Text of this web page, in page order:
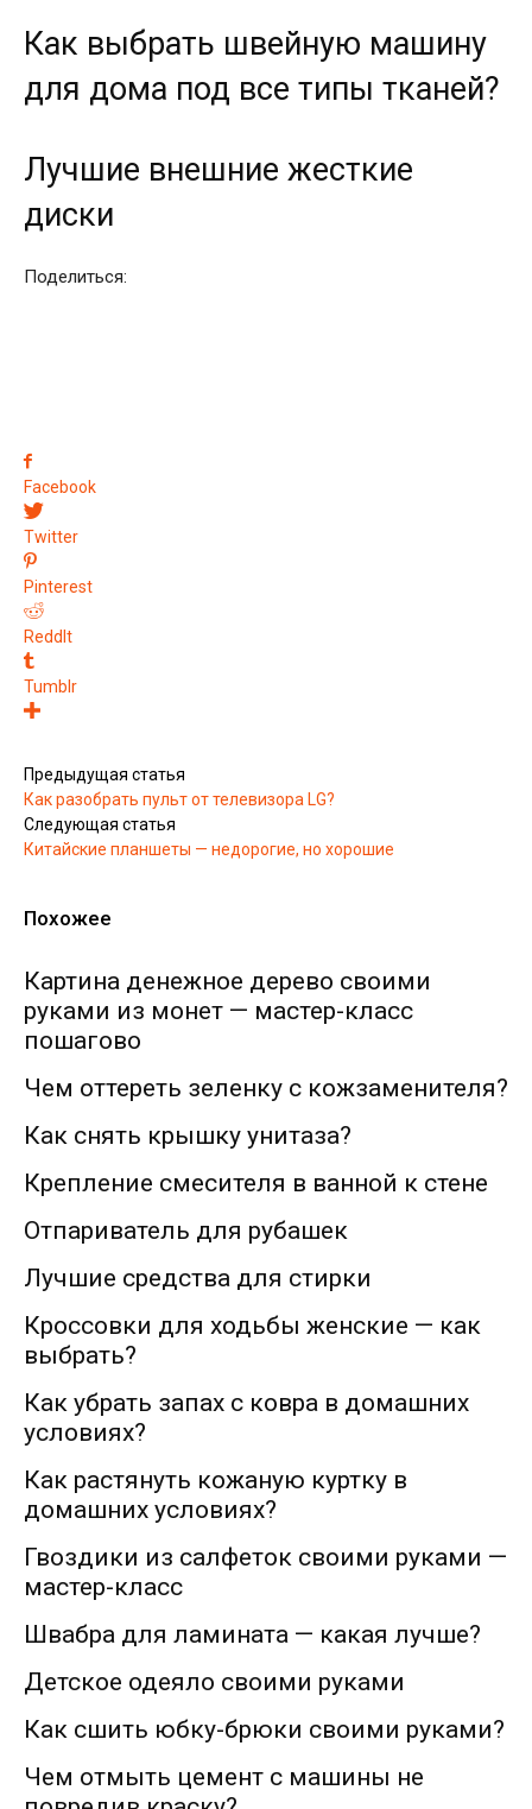
Как выбрать швейную машину
для дома под все типы тканей?
Лучшие внешние жесткие
диски
Поделиться:
Facebook
Twitter
Pinterest
ReddIt
Tumblr
Предыдущая статья
Как разобрать пульт от телевизора LG?
Следующая статья
Китайские планшеты — недорогие, но хорошие
Похожее
Картина денежное дерево своими
руками из монет — мастер-класс
пошагово
Чем оттереть зеленку с кожзаменителя?
Как снять крышку унитаза?
Крепление смесителя в ванной к стене
Отпариватель для рубашек
Лучшие средства для стирки
Кроссовки для ходьбы женские — как
выбрать?
Как убрать запах с ковра в домашних
условиях?
Как растянуть кожаную куртку в
домашних условиях?
Гвоздики из салфеток своими руками —
мастер-класс
Швабра для ламината — какая лучше?
Детское одеяло своими руками
Как сшить юбку-брюки своими руками?
Чем отмыть цемент с машины не